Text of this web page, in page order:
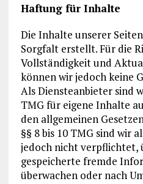
Haftung für Inhalte
Die Inhalte unserer
Sorgfalt erstellt. Für die
Vollständigkeit und
können wir jedoch keine
Als Diensteanbieter sind
TMG für eigene Inhalte
den allgemeinen
§§ 8 bis 10 TMG sind wir
jedoch nicht
gespeicherte fremde
überwachen oder nach